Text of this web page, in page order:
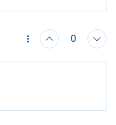
- Es kann
neu
auf «Farming
0